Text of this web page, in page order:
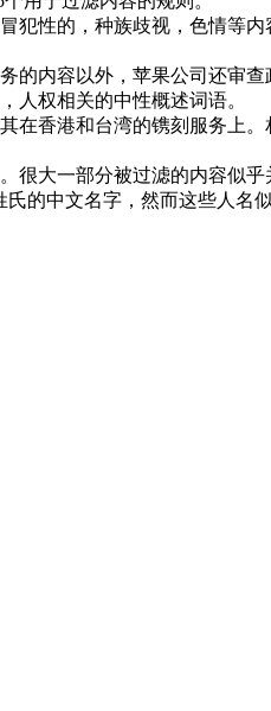
犯性的，种族歧视，色情等
的内容以外，苹果公司还审
人权相关的中性概述词语。
在香港和台湾的镌刻服务上
很大一部分被过滤的内容似
的中文名字，然而这些人